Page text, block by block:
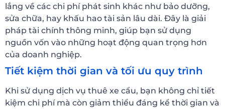
lắng về các chi phí phát sinh khác như bảo dưỡng,
sửa chữa, hay khấu hao tài sản lâu dài. Đây là giải
pháp tài chính thông minh, giúp bạn sử dụng
nguồn vốn vào những hoạt động quan trọng hơn
của doanh nghiệp.
Tiết kiệm thời gian và tối ưu quy trình
Khi sử dụng dịch vụ thuê xe cẩu, bạn không chỉ tiết
kiệm chi phí mà còn giảm thiểu đáng kể thời gian và